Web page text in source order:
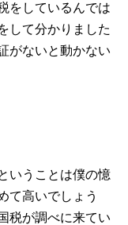
をしているんでは
して分かりました
がないと動かない
いうことは僕の憶
て高いでしょう
税が調べに来てい